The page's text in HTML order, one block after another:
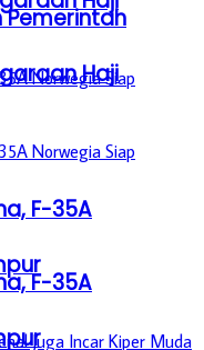
F-35A
Pemerintah
Haji
F-35A